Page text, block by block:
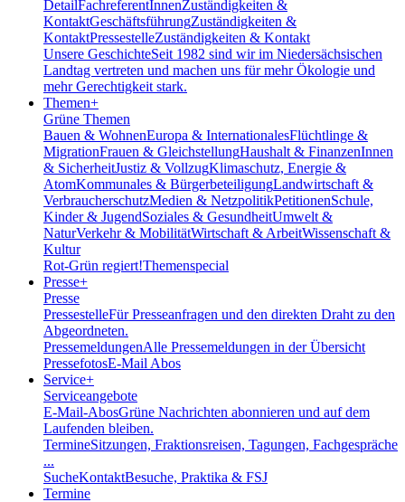
DetailFachreferentInnenZuständigkeiten &
KontaktGeschäftsführungZuständigkeiten &
KontaktPressestelleZuständigkeiten & Kontakt
Unsere GeschichteSeit 1982 sind wir im Nieder­sächsischen
Landtag vertreten und machen uns für mehr Ökologie und
mehr Gerechtigkeit stark.
Themen+
Grüne Themen
Bauen & WohnenEuropa & InternationalesFlüchtlinge &
MigrationFrauen & GleichstellungHaushalt & FinanzenInnen
& SicherheitJustiz & VollzugKlimaschutz, Energie &
AtomKommunales & BürgerbeteiligungLandwirtschaft &
VerbraucherschutzMedien & NetzpolitikPetitionenSchule,
Kinder & JugendSoziales & GesundheitUmwelt &
NaturVerkehr & MobilitätWirtschaft & ArbeitWissenschaft &
Kultur
Rot-Grün regiert!Themenspecial
Presse+
Presse
PressestelleFür Presseanfragen und den direkten Draht zu den
Abgeordneten.
PressemeldungenAlle Pressemeldungen in der Übersicht
PressefotosE-Mail Abos
Service+
Serviceangebote
E-Mail-AbosGrüne Nachrichten abonnieren und auf dem
Laufenden bleiben.
TermineSitzungen, Fraktionsreisen, Tagungen, Fachgespräche
...
SucheKontaktBesuche, Praktika & FSJ
Termine